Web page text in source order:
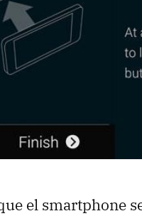
el smartphone